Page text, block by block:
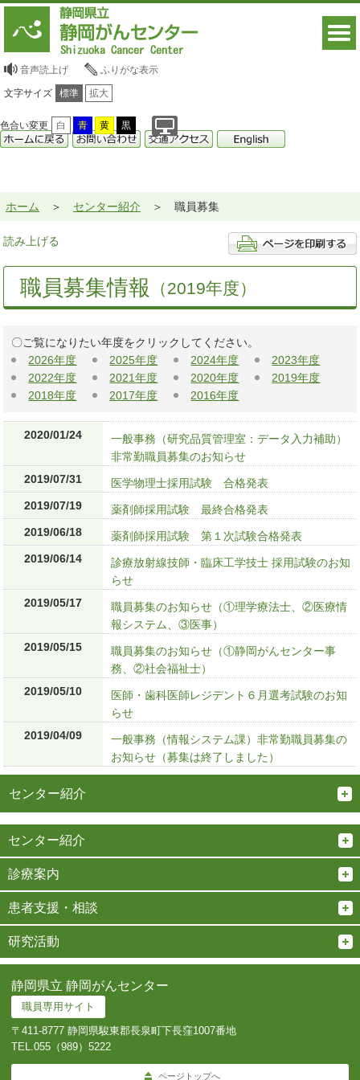
音声読上げ ふりがな表示
文字サイズ 標準 拡大
色合い変更 白 青 黄 黒
ホーム センター紹介 職員募集
読み上げる
職員募集情報 （2019年度）
〇ご覧になりたい年度をクリックしてください。
2026年度
2025年度 2024年度
2023年度
2022年度
2021年度 2020年度
2019年度
2018年度
2017年度 2016年度
2020/01/24
一般事務（研究品質管理室：データ入力補助）
非常勤職員募集のお知らせ
2019/07/31
医学物理士採用試験 合格発表
2019/07/19
薬剤師採用試験 最終合格発表
2019/06/18
薬剤師採用試験 第１次試験合格発表
2019/06/14
診療放射線技師・臨床工学技士 採用試験のお知
らせ
2019/05/17
職員募集のお知らせ（①理学療法士、②医療情
報システム、③医事）
2019/05/15
職員募集のお知らせ（①静岡がんセンター事
務、②社会福祉士）
2019/05/10
医師・歯科医師レジデント６月選考試験のお知
らせ
2019/04/09
一般事務（情報システム課）非常勤職員募集の
お知らせ（募集は終了しました）
センター紹介
センター紹介
診療案内
患者支援・相談
研究活動
静岡県立 静岡がんセンター
職員専用サイト
〒411-8777 静岡県駿東郡長泉町下長窪1007番地
TEL.055（989）5222
ページトップへ